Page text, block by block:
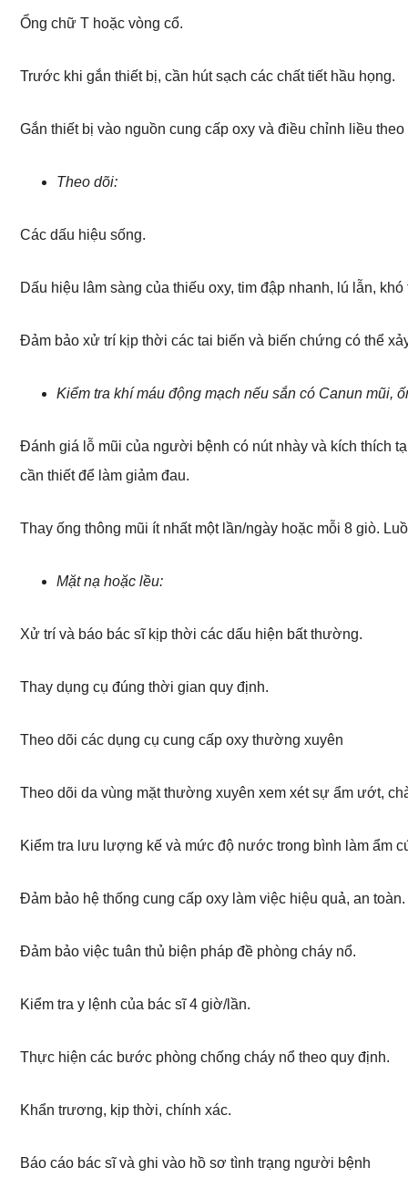
Ổng chữ T hoặc vòng cổ.
Trước khi gắn thiết bị, cần hút sạch các chất tiết hầu họng.
Gắn thiết bị vào nguồn cung cấp oxy và điều chỉnh liều theo
Theo dõi:
Các dấu hiệu sống.
Dấu hiệu lâm sàng của thiếu oxy, tim đập nhanh, lú lẫn,
Đảm bảo xử trí kịp thời các tai biến và biến chứng có thể
Kiểm tra khí máu động mạch nếu sắn có Canun mũi,
Đánh giá lỗ mũi của người bệnh có nút nhày và kích thích
cần thiết để làm giảm đau.
Thay ống thông mũi ít nhất một lần/ngày hoặc mỗi 8 giò.
Mặt nạ hoặc lều:
Xử trí và báo bác sĩ kịp thời các dấu hiện bất thường.
Thay dụng cụ đúng thời gian quy định.
Theo dõi các dụng cụ cung cấp oxy thường xuyên
Theo dõi da vùng mặt thường xuyên xem xét sự ẩm ướt,
Kiểm tra lưu lượng kế và mức độ nước trong bình làm ẩm
Đảm bảo hệ thống cung cấp oxy làm việc hiệu quả, an toàn.
Đảm bảo việc tuân thủ biện pháp đề phòng cháy nổ.
Kiểm tra y lệnh của bác sĩ 4 giờ/lần.
Thực hiện các bước phòng chống cháy nổ theo quy định.
Khẩn trương, kịp thời, chính xác.
Báo cáo bác sĩ và ghi vào hồ sơ tình trạng người bệnh